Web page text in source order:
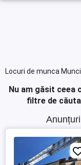
Locuri de munca
Nu am găsit ceea
filtre de